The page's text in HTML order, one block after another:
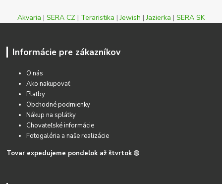
Akvaria | SERA CZ | Teraristika |Jewish |Jazierka | SERA SK
Informácie pre zákazníkov
O nás
Ako nakupovať
Platby
Obchodné podmienky
Nákup na splátky
Chovateľské informácie
Fotogaléria a naše realizácie
Tovar expedujeme pondelok až štvrtok 🟢